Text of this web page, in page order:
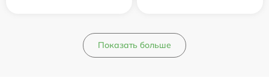
Показать больше